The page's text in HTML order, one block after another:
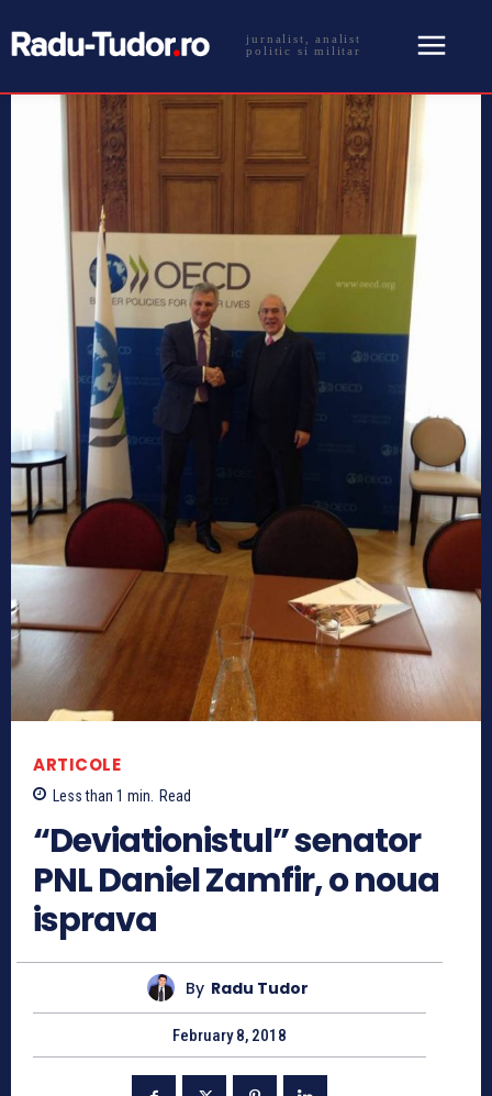
jurnalist, analist
politic si militar
ARTICOLE
Less than 1 min. Read
“Deviationistul” senator
PNL Daniel Zamfir, o noua
isprava
By Radu Tudor
February 8, 2018